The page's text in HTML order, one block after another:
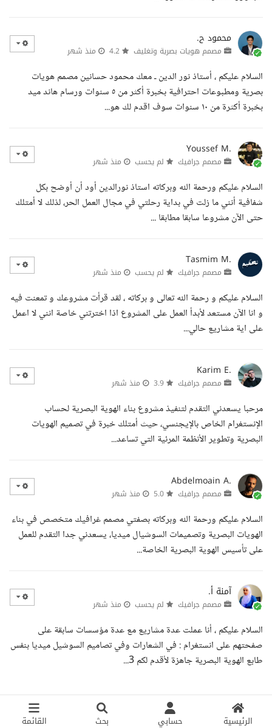
الرئيسية حسابي بحث القائمة
محمود ح.
مصمم هويات بصرية وتغليف منذ شهر
السلام عليكم ، أستاذ نور الدين ـ معك محمود حسانين مصمم هويات
بصرية ومطبوعات احترافية بخبرة أكثر من ٥ سنوات ورسام هاند ميد
بخبرة أكثرة من ١٠ سنوات سوف اقدم لك هو...
Youssef M.
مصمم جرافيك لم يحسب منذ شهر
السلام عليكم ورحمة الله وبركاته استاذ نورالدين أود أن أوضح بكل
شفافية أنني ما زلت في بداية رحلتي في مجال العمل الحر، لذلك لا أمتلك
حتى الآن مشروعا سابقا مطابقا ...
Tasmim M.
مصمم جرافيك لم يحسب منذ شهر
السلام عليكم و رحمة الله تعالى و بركاته ، لقد قرأت مشروعك و تمعنت فيه
و انا الآن مستعد لأبدأ العمل على المشروع اذا اخترتني خاصة انني لا اعمل
على اية مشاريع حالي...
Karim E.
مصمم جرافيك منذ شهر
مرحبا يسعدني التقدم لتنفيذ مشروع بناء الهوية البصرية لحساب
الإنستغرام الخاص بالإيجنسي، حيث أمتلك خبرة في تصميم الهويات
البصرية وتطوير الأنظمة المرئية التي تساعد...
Abdelmoain A.
مصمم جرافيك منذ شهر
السلام عليكم ورحمة الله وبركاته بصفتي مصمم غرافيك متخصص في بناء
الهويات البصرية وتصميمات السوشيال ميديا، يسعدني جدا التقدم للعمل
على تأسيس الهوية البصرية الخاصة...
آمنة أ.
مصمم جرافيك لم يحسب منذ شهر
السلام عليكم ، أنا عملت عدة مشاريع مع عدة مؤسسات سابقة على
صفحتهم على انستغرام : في الشعارات وفي تصاميم السوشيل ميديا بنفس
طابع الهوية البصرية جاهزة لأقدم لكم 3...